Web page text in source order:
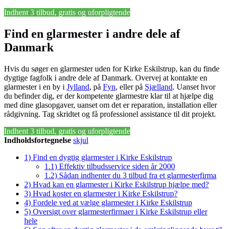
Indhent 3 tilbud, gratis og uforpligtende
Find en glarmester i andre dele af
Danmark
Hvis du søger en glarmester uden for Kirke Eskilstrup, kan du finde
dygtige fagfolk i andre dele af Danmark. Overvej at kontakte en
glarmester i en by i Jylland, på Fyn, eller på Sjælland. Uanset hvor
du befinder dig, er der kompetente glarmestre klar til at hjælpe dig
med dine glasopgaver, uanset om det er reparation, installation eller
rådgivning. Tag skridtet og få professionel assistance til dit projekt.
Indhent 3 tilbud, gratis og uforpligtende
Indholdsfortegnelse skjul
1) Find en dygtig glarmester i Kirke Eskilstrup
1.1) Effektiv tilbudsservice siden år 2000
1.2) Sådan indhenter du 3 tilbud fra et glarmesterfirma
2) Hvad kan en glarmester i Kirke Eskilstrup hjælpe med?
3) Hvad koster en glarmester i Kirke Eskilstrup?
4) Fordele ved at vælge glarmester i Kirke Eskilstrup
5) Oversigt over glarmesterfirmaer i Kirke Eskilstrup eller
hele